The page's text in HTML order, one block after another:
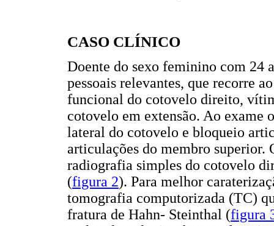
CASO CLÍNICO
Doente do sexo feminino com 24
pessoais relevantes, que recorre
funcional do cotovelo direito,
cotovelo em extensão. Ao exame
lateral do cotovelo e bloqueio
articulações do membro superior.
radiografia simples do cotovelo
(figura 2). Para melhor
tomografia computorizada (TC)
fratura de Hahn- Steinthal (figura